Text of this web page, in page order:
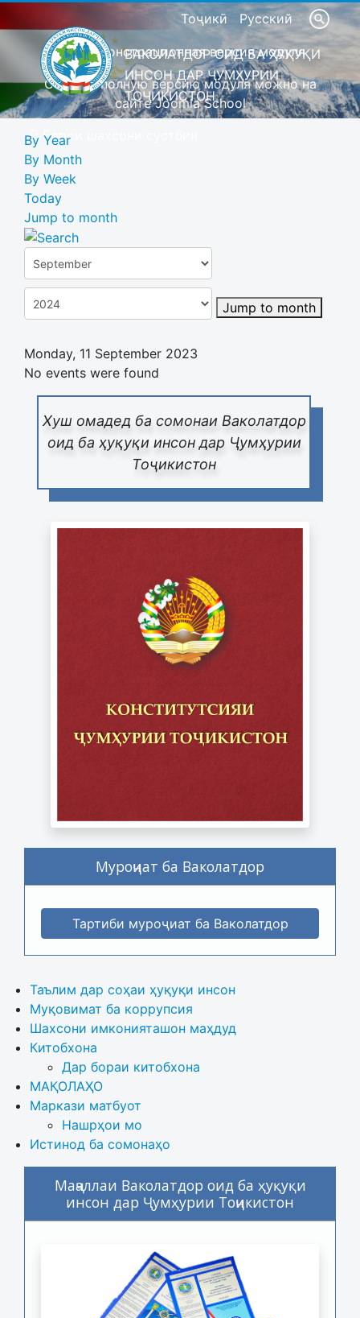
Тоҷикӣ Русский
Это демонстрационная версия модуля
Скачать полную версию модуля можно на
сайте Joomla School
Барои шахсони сустбин
ВАКОЛАТДОР ОИД БА ҲУҚУҚИ
ИНСОН ДАР ҶУМҲУРИИ
ТОҶИКИСТОН
Хуш омадед ба сомонаи Ваколатдор
оид ба ҳуқуқи инсон дар Ҷумҳурии
Тоҷикистон
Муроҷиат ба Ваколатдор
Тартиби муроҷиат ба Ваколатдор
Таълим дар соҳаи ҳуқуқи инсон
Муқовимат ба коррупсия
Шахсони имконияташон маҳдуд
Китобхона
Дар бораи китобхона
МАҚОЛАҲО
Маркази матбуот
Нашрҳои мо
Истинод ба сомонаҳо
Маҷаллаи Ваколатдор оид ба ҳуқуқи
инсон дар Ҷумҳурии Тоҷикистон
By Year
By Month
By Week
Today
Jump to month
Jump to month
Monday, 11 September 2023
No events were found